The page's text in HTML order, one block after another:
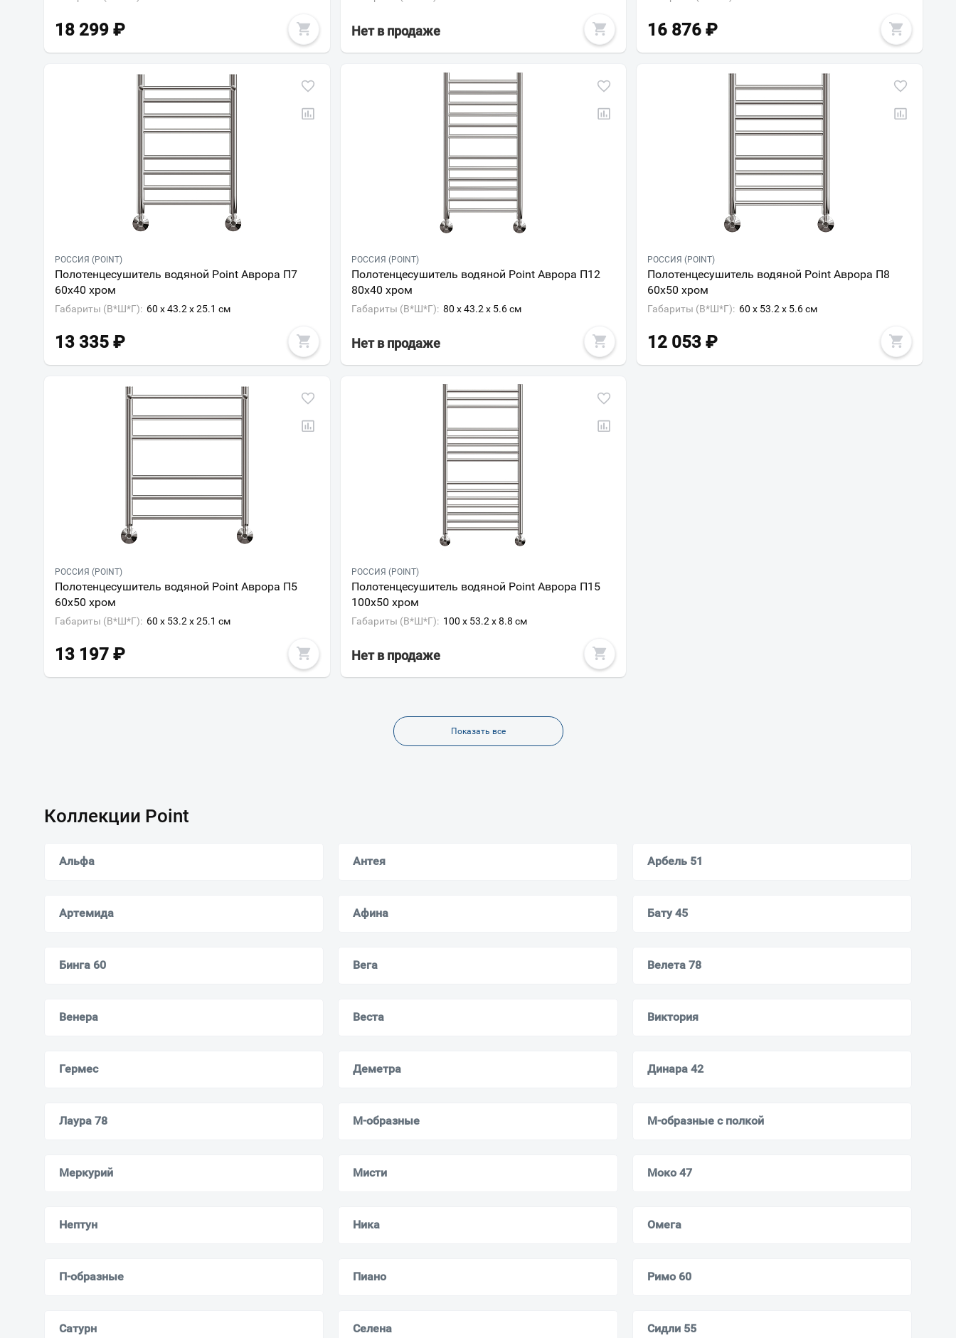
18 299 ₽ Нет в продаже 16 876 ₽
РОССИЯ (POINT)
Полотенцесушитель водяной Point Аврора П7
60х40 хром
Габариты (В*Ш*Г): 60 x 43.2 x 25.1 см
13 335 ₽
РОССИЯ (POINT)
Полотенцесушитель водяной Point Аврора П12
80х40 хром
Габариты (В*Ш*Г): 80 x 43.2 x 5.6 см
Нет в продаже
РОССИЯ (POINT)
Полотенцесушитель водяной Point Аврора П8
60х50 хром
Габариты (В*Ш*Г): 60 x 53.2 x 5.6 см
12 053 ₽
РОССИЯ (POINT)
Полотенцесушитель водяной Point Аврора П5
60х50 хром
Габариты (В*Ш*Г): 60 x 53.2 x 25.1 см
13 197 ₽
РОССИЯ (POINT)
Полотенцесушитель водяной Point Аврора П15
100х50 хром
Габариты (В*Ш*Г): 100 x 53.2 x 8.8 см
Нет в продаже
Показать все
Коллекции Point
Альфа Антея Арбель 51
Артемида Афина Бату 45
Бинга 60 Вега Велета 78
Венера Веста Виктория
Гермес Деметра Динара 42
Лаура 78 М-образные М-образные с полкой
Меркурий Мисти Моко 47
Нептун Ника Омега
П-образные Пиано Римо 60
Сатурн Селена Сидли 55
Москва
Мурманск
Всё верно